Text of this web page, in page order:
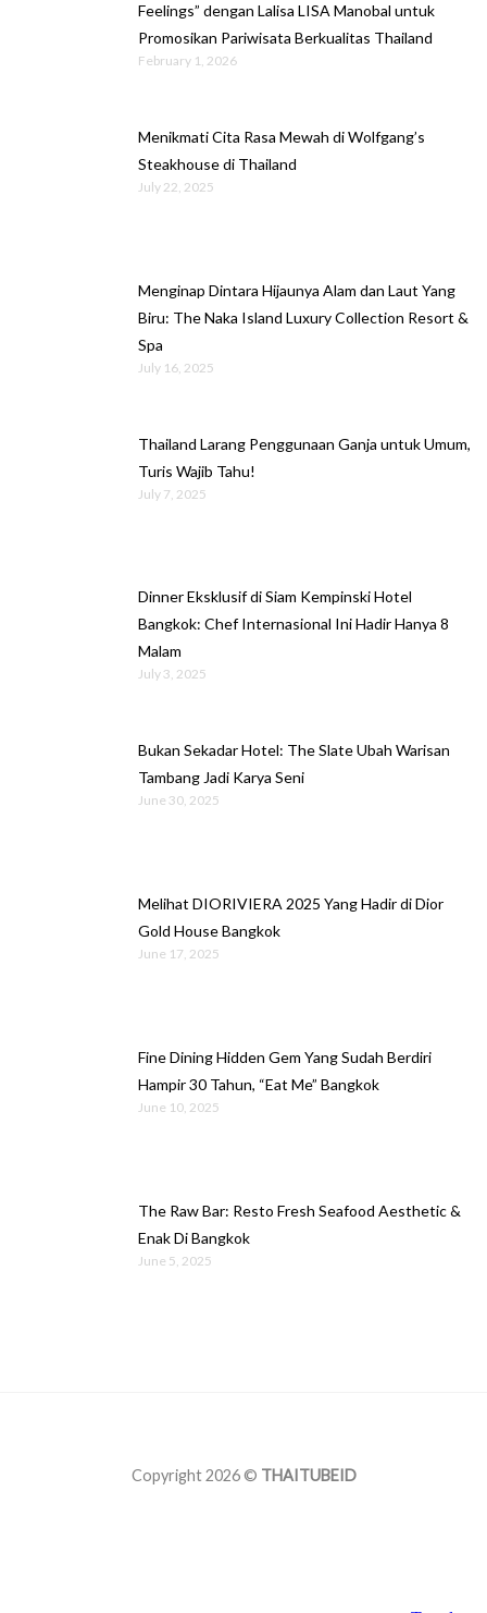
Feelings” dengan Lalisa LISA Manobal untuk
Promosikan Pariwisata Berkualitas Thailand
February 1, 2026
Menikmati Cita Rasa Mewah di Wolfgang’s
Steakhouse di Thailand
July 22, 2025
Menginap Dintara Hijaunya Alam dan Laut Yang
Biru: The Naka Island Luxury Collection Resort &
Spa
July 16, 2025
Thailand Larang Penggunaan Ganja untuk Umum,
Turis Wajib Tahu!
July 7, 2025
Dinner Eksklusif di Siam Kempinski Hotel
Bangkok: Chef Internasional Ini Hadir Hanya 8
Malam
July 3, 2025
Bukan Sekadar Hotel: The Slate Ubah Warisan
Tambang Jadi Karya Seni
June 30, 2025
Melihat DIORIVIERA 2025 Yang Hadir di Dior
Gold House Bangkok
June 17, 2025
Fine Dining Hidden Gem Yang Sudah Berdiri
Hampir 30 Tahun, “Eat Me” Bangkok
June 10, 2025
The Raw Bar: Resto Fresh Seafood Aesthetic &
Enak Di Bangkok
June 5, 2025
Copyright 2026 © THAITUBEID